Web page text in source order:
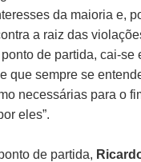
da maioria e,
a raiz das
de partida, cai-se
que sempre se
necessárias para o
eles”.
de partida,